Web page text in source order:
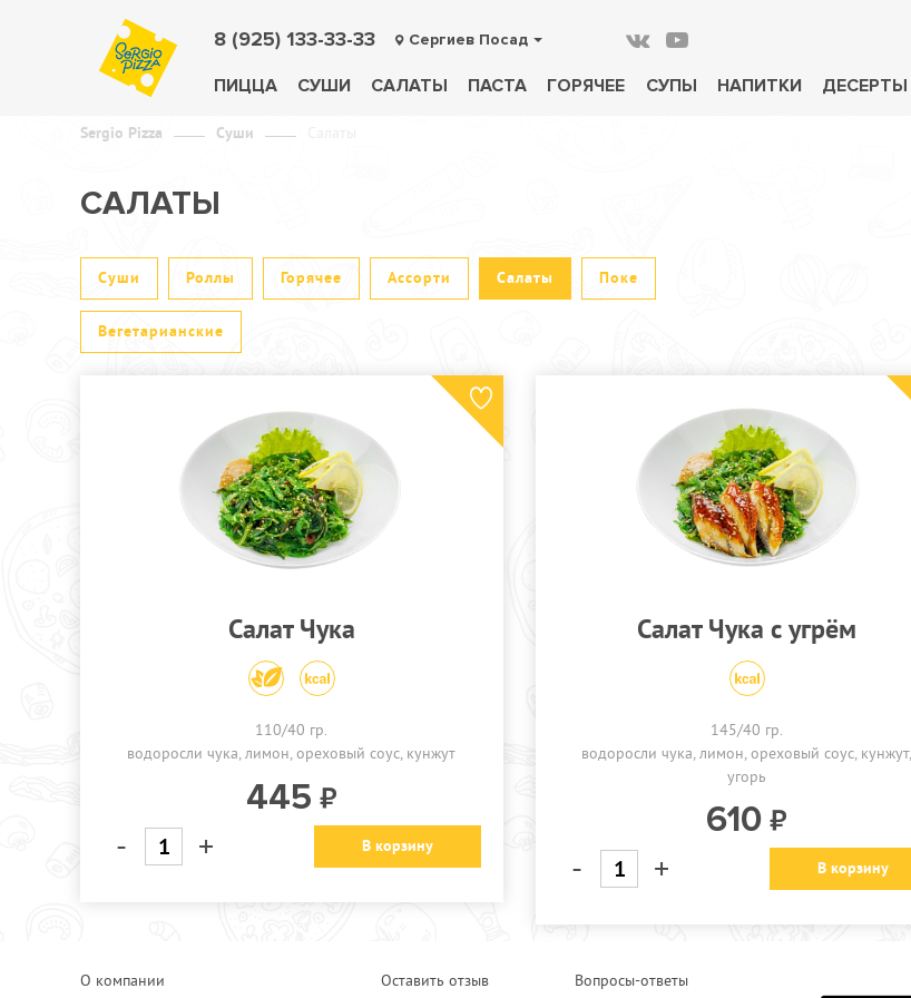
8 (925) 133-33-33 Сергиев Посад
ПИЦЦА СУШИ САЛАТЫ ПАСТА ГОРЯЧЕЕ СУПЫ НАПИТКИ ДЕСЕРТЫ
Sergio Pizza Суши
САЛАТЫ
Суши Роллы Горячее Ассорти Салаты Поке
Вегетарианские
Салат Чука
110/40 гр.
водоросли чука лимон ореховый соус кунжут
445
- + В корзину
Салат Чука с угрём
145/40 гр.
водоросли чука лимон ореховый соус кунжут
угорь
610
- + В корзину
О компании Оставить отзыв Вопросы-ответы